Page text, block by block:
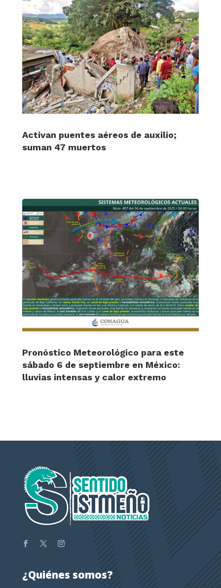
Activan puentes aéreos de auxilio;
suman 47 muertos
Pronóstico Meteorológico para este
sábado 6 de septiembre en México:
lluvias intensas y calor extremo
¿Quiénes somos?